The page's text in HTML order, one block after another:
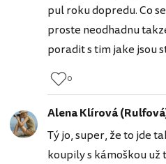
pul roku dopredu. Co
proste neodhadnu
poradit s tim jake jsou
0
Alena Klírová
Tý jo, super, že to jde
koupily s kámoškou už